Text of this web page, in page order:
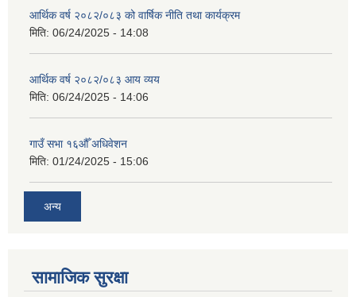
आर्थिक वर्ष २०८२/०८३ को वार्षिक नीति तथा कार्यक्रम
मिति: 06/24/2025 - 14:08
आर्थिक वर्ष २०८२/०८३ आय व्यय
मिति: 06/24/2025 - 14:06
गाउँ सभा १६औँ अधिवेशन
मिति: 01/24/2025 - 15:06
अन्य
सामाजिक सुरक्षा